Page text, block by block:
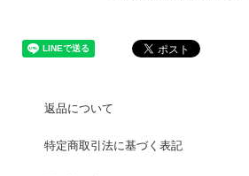
返品について
特定商取引法に基づく表記